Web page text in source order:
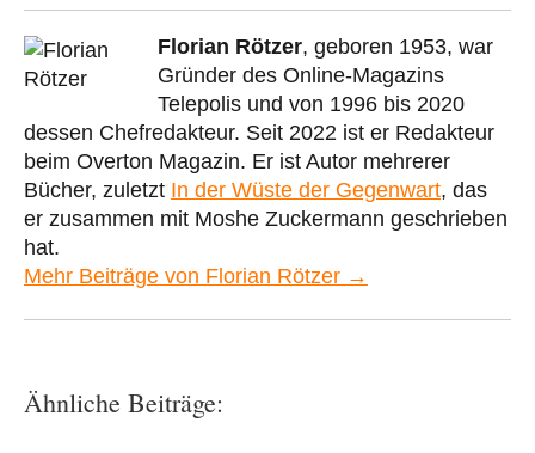
Florian Rötzer, geboren 1953, war
Gründer des Online-Magazins
Telepolis und von 1996 bis 2020
dessen Chefredakteur. Seit 2022 ist er Redakteur
beim Overton Magazin. Er ist Autor mehrerer
Bücher, zuletzt In der Wüste der Gegenwart, das
er zusammen mit Moshe Zuckermann geschrieben
hat.
Mehr Beiträge von Florian Rötzer →
Ähnliche Beiträge: